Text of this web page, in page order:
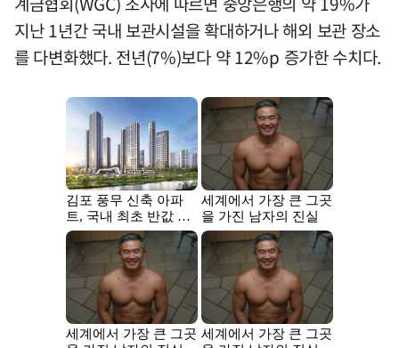
지난 1년간 국내 보관시설을 확대하거나 해외 보관 장소
를 다변화했다. 전년(7%)보다 약 12%p 증가한 수치다.